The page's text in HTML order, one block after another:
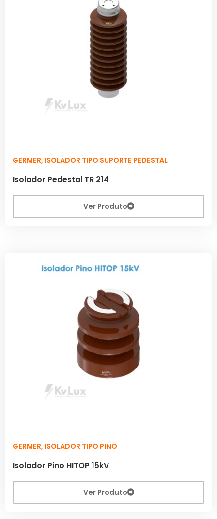
GERMER, ISOLADOR TIPO SUPORTE PEDESTAL
Isolador Pedestal TR 214
Ver Produto
GERMER, ISOLADOR TIPO PINO
Isolador Pino HITOP 15kV
Ver Produto